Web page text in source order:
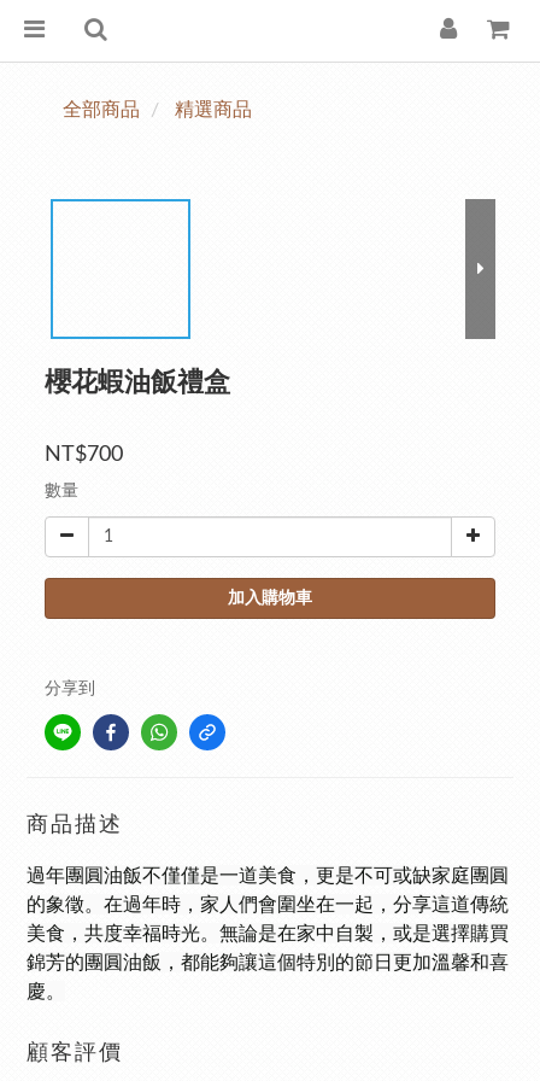
全部商品 精選商品
櫻花蝦油飯禮盒
NT$700
數量
加入購物車
分享到
商品描述
過年團圓油飯不僅僅是一道美食，更是不可或缺家庭團圓
的象徵。在過年時，家人們會圍坐在一起，分享這道傳統
美食，共度幸福時光。無論是在家中自製，或是選擇購買
錦芳的團圓油飯，都能夠讓這個特別的節日更加溫馨和喜
慶。
顧客評價